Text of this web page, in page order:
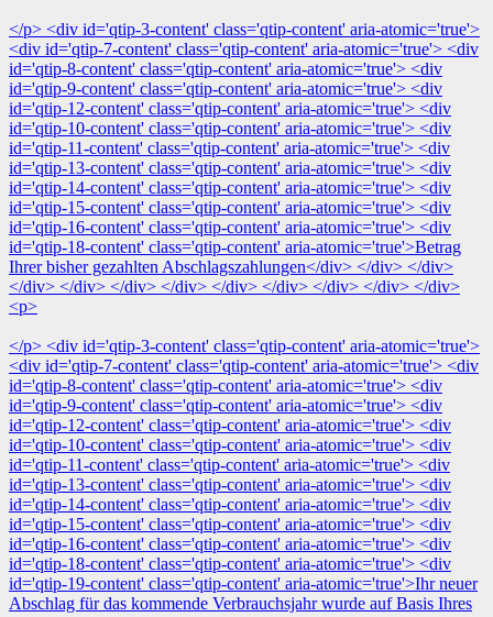
</p> <div id='qtip-3-content' class='qtip-content' aria-atomic='true'>
<div id='qtip-7-content' class='qtip-content' aria-atomic='true'> <div
id='qtip-8-content' class='qtip-content' aria-atomic='true'> <div
id='qtip-9-content' class='qtip-content' aria-atomic='true'> <div
id='qtip-12-content' class='qtip-content' aria-atomic='true'> <div
id='qtip-10-content' class='qtip-content' aria-atomic='true'> <div
id='qtip-11-content' class='qtip-content' aria-atomic='true'> <div
id='qtip-13-content' class='qtip-content' aria-atomic='true'> <div
id='qtip-14-content' class='qtip-content' aria-atomic='true'> <div
id='qtip-15-content' class='qtip-content' aria-atomic='true'> <div
id='qtip-16-content' class='qtip-content' aria-atomic='true'> <div
id='qtip-18-content' class='qtip-content' aria-atomic='true'>Betrag
Ihrer bisher gezahlten Abschlagszahlungen</div> </div> </div>
</div> </div> </div> </div> </div> </div> </div> </div> </div>
<p>
</p> <div id='qtip-3-content' class='qtip-content' aria-atomic='true'>
<div id='qtip-7-content' class='qtip-content' aria-atomic='true'> <div
id='qtip-8-content' class='qtip-content' aria-atomic='true'> <div
id='qtip-9-content' class='qtip-content' aria-atomic='true'> <div
id='qtip-12-content' class='qtip-content' aria-atomic='true'> <div
id='qtip-10-content' class='qtip-content' aria-atomic='true'> <div
id='qtip-11-content' class='qtip-content' aria-atomic='true'> <div
id='qtip-13-content' class='qtip-content' aria-atomic='true'> <div
id='qtip-14-content' class='qtip-content' aria-atomic='true'> <div
id='qtip-15-content' class='qtip-content' aria-atomic='true'> <div
id='qtip-16-content' class='qtip-content' aria-atomic='true'> <div
id='qtip-18-content' class='qtip-content' aria-atomic='true'> <div
id='qtip-19-content' class='qtip-content' aria-atomic='true'>Ihr neuer
Abschlag für das kommende Verbrauchsjahr wurde auf Basis Ihres